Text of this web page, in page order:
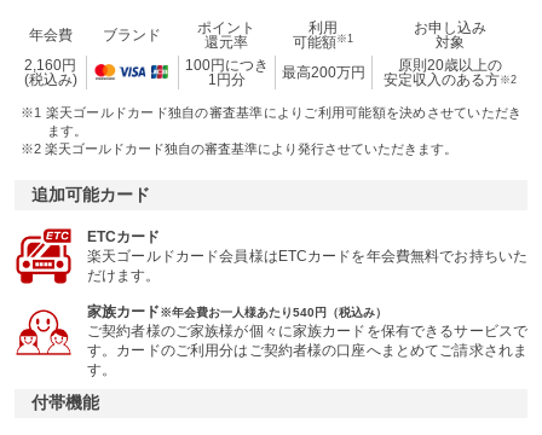
年会費 ブランド
ポイント
還元率
利用
可能額※1
お申し込み
対象
2,160円
(税込み)
100円につき
1円分
最高200万円
原則20歳以上の
安定収入のある方※2
※1 楽天ゴールドカード独自の審査基準によりご利用可能額を決めさせていただき
ます。
※2 楽天ゴールドカード独自の審査基準により発行させていただきます。
追加可能カード
ETCカード
楽天ゴールドカード会員様はETCカードを年会費無料でお持ちいた
だけます。
家族カード※年会費お一人様あたり540円（税込み）
ご契約者様のご家族様が個々に家族カードを保有できるサービスで
す。カードのご利用分はご契約者様の口座へまとめてご請求されま
す。
付帯機能